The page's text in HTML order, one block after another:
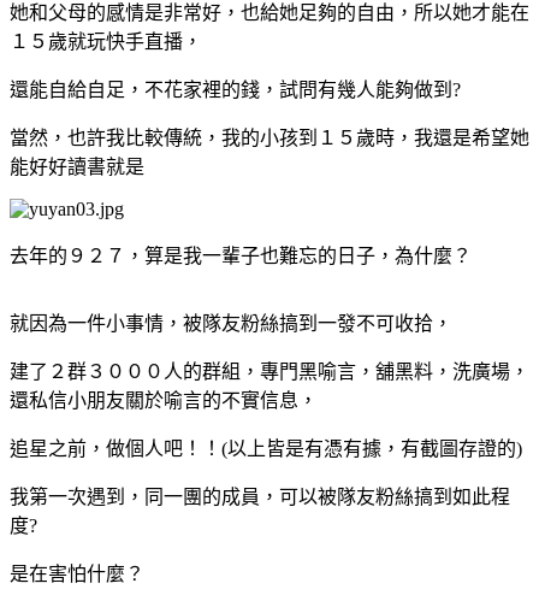
她和父母的感情是非常好，也給她足夠的自由，所以她才能在
１５歲就玩快手直播，
還能自給自足，不花家裡的錢，試問有幾人能夠做到?
當然，也許我比較傳統，我的小孩到１５歲時，我還是希望她
能好好讀書就是
去年的９２７，算是我一輩子也難忘的日子，為什麼？
就因為一件小事情，被隊友粉絲搞到一發不可收拾，
建了２群３０００人的群組，專門黑喻言，舖黑料，洗廣場，
還私信小朋友關於喻言的不實信息，
追星之前，做個人吧！！(以上皆是有憑有據，有截圖存證的)
我第一次遇到，同一團的成員，可以被隊友粉絲搞到如此程
度?
是在害怕什麼？